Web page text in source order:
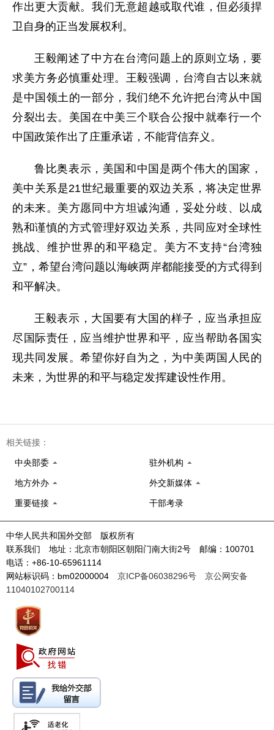
作出更大贡献。我们无意超越或取代谁，但必须捍
卫自身的正当发展权利。
王毅阐述了中方在台湾问题上的原则立场，要
求美方务必慎重处理。王毅强调，台湾自古以来就
是中国领土的一部分，我们绝不允许把台湾从中国
分裂出去。美国在中美三个联合公报中就奉行一个
中国政策作出了庄重承诺，不能背信弃义。
鲁比奥表示，美国和中国是两个伟大的国家，
美中关系是21世纪最重要的双边关系，将决定世界
的未来。美方愿同中方坦诚沟通，妥处分歧、以成
熟和谨慎的方式管理好双边关系，共同应对全球性
挑战、维护世界的和平稳定。美方不支持“台湾独
立”，希望台湾问题以海峡两岸都能接受的方式得到
和平解决。
王毅表示，大国要有大国的样子，应当承担应
尽国际责任，应当维护世界和平，应当帮助各国实
现共同发展。希望你好自为之，为中美两国人民的
未来，为世界的和平与稳定发挥建设性作用。
相关链接：
中央部委 驻外机构
地方外办 外交新媒体
重要链接 干部考录
中华人民共和国外交部 版权所有
联系我们 地址：北京市朝阳区朝阳门南大街2号 邮编：100701
电话：+86-10-65961114
网站标识码：bm02000004 京ICP备06038296号
京公网安备
11040102700114